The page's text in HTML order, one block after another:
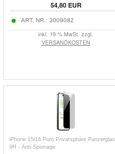
54,80EUR
ART. NR.: 3009082
inkl. 19 % MwSt. zzgl.
VERSANDKOSTEN
iPhone 15/16 Puro Privatsphäre Panzerglas
9H - Anti-Spionage